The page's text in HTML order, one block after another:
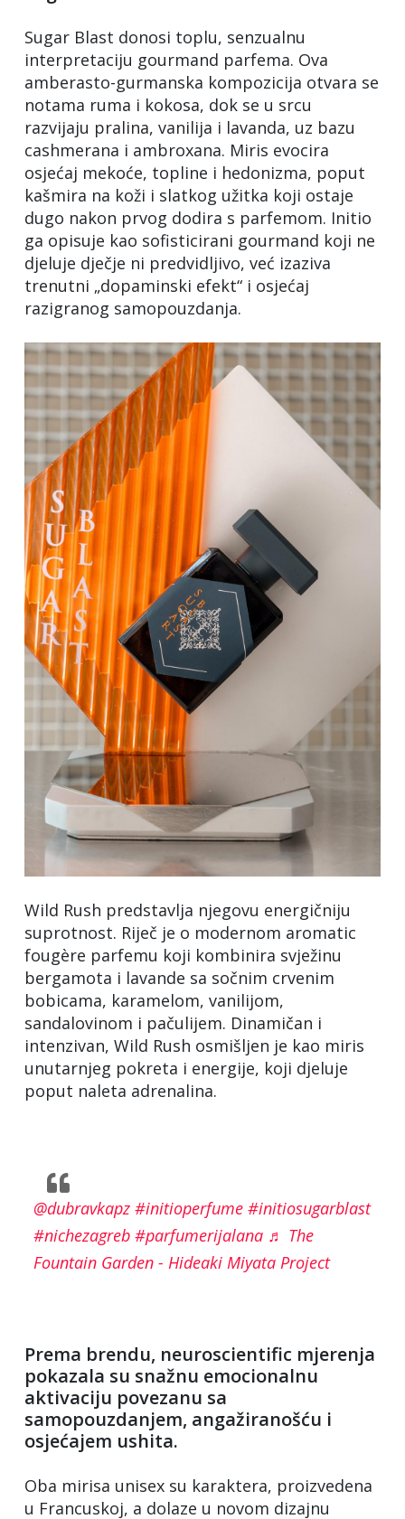
Sugar Blast donosi toplu, senzualnu
interpretaciju gourmand parfema. Ova
amberasto-gurmanska kompozicija otvara se
notama ruma i kokosa, dok se u srcu
razvijaju pralina, vanilija i lavanda, uz bazu
cashmerana i ambroxana. Miris evocira
osjećaj mekoće, topline i hedonizma, poput
kašmira na koži i slatkog užitka koji ostaje
dugo nakon prvog dodira s parfemom. Initio
ga opisuje kao sofisticirani gourmand koji ne
djeluje dječje ni predvidljivo, već izaziva
trenutni „dopaminski efekt“ i osjećaj
razigranog samopouzdanja.
Wild Rush predstavlja njegovu energičniju
suprotnost. Riječ je o modernom aromatic
fougère parfemu koji kombinira svježinu
bergamota i lavande sa sočnim crvenim
bobicama, karamelom, vanilijom,
sandalovinom i pačulijem. Dinamičan i
intenzivan, Wild Rush osmišljen je kao miris
unutarnjeg pokreta i energije, koji djeluje
poput naleta adrenalina.
@dubravkapz #initioperfume #initiosugarblast
#nichezagreb #parfumerijalana ♬ The
Fountain Garden - Hideaki Miyata Project
Prema brendu, neuroscientific mjerenja
pokazala su snažnu emocionalnu
aktivaciju povezanu sa
samopouzdanjem, angažiranošću i
osjećajem ushita.
Oba mirisa unisex su karaktera, proizvedena
u Francuskoj, a dolaze u novom dizajnu